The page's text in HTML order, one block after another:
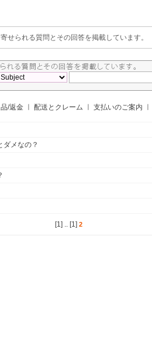
せられる質問とその回答を掲載しています。
/返金 配送とクレーム 支払いのご案内
ダメなの？
[1] .. [1] 2